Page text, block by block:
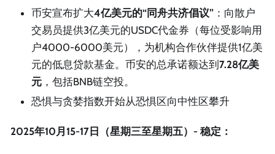
币安宣布扩大4亿美元的“同舟共济倡议” ：向散户
交易员提供3亿美元的USDC代金券（每位受影响用
户4000-6000美元），为机构合作伙伴提供1亿美
元的低息贷款基金。币安的总承诺额达到7.28亿美
元 ，包括BNB链空投。
恐惧与贪婪指数开始从恐惧区向中性区攀升
2025年10月15-17日（星期三至星期五）- 稳定：